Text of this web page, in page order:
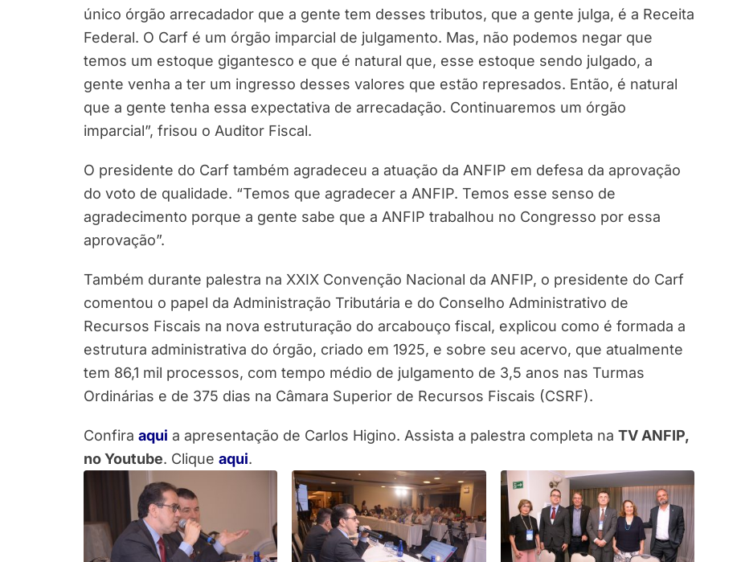
único órgão arrecadador que a gente tem desses tributos, que a gente julga, é a Receita
Federal. O Carf é um órgão imparcial de julgamento. Mas, não podemos negar que
temos um estoque gigantesco e que é natural que, esse estoque sendo julgado, a
gente venha a ter um ingresso desses valores que estão represados. Então, é natural
que a gente tenha essa expectativa de arrecadação. Continuaremos um órgão
imparcial”, frisou o Auditor Fiscal.
O presidente do Carf também agradeceu a atuação da ANFIP em defesa da aprovação
do voto de qualidade. “Temos que agradecer a ANFIP. Temos esse senso de
agradecimento porque a gente sabe que a ANFIP trabalhou no Congresso por essa
aprovação”.
Também durante palestra na XXIX Convenção Nacional da ANFIP, o presidente do Carf
comentou o papel da Administração Tributária e do Conselho Administrativo de
Recursos Fiscais na nova estruturação do arcabouço fiscal, explicou como é formada a
estrutura administrativa do órgão, criado em 1925, e sobre seu acervo, que atualmente
tem 86,1 mil processos, com tempo médio de julgamento de 3,5 anos nas Turmas
Ordinárias e de 375 dias na Câmara Superior de Recursos Fiscais (CSRF).
Confira aqui a apresentação de Carlos Higino. Assista a palestra completa na TV ANFIP,
no Youtube. Clique aqui.